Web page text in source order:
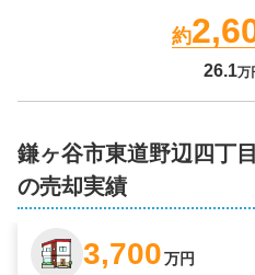
約
26.1万
鎌ヶ谷市東道野辺四丁
の売却実績
3,700万円